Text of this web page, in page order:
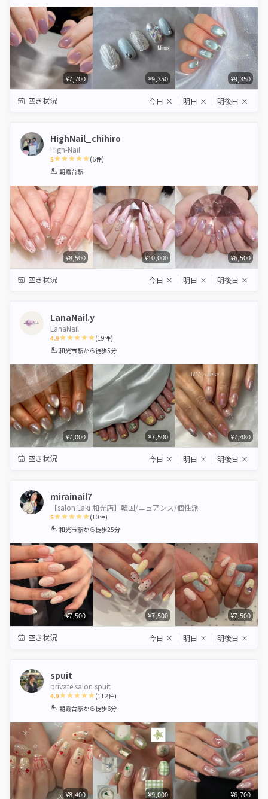
¥7,700 ¥9,350 ¥9,350
空き状況 今日 × 明日 × 明後日 ×
HighNail_chihiro
High-Nail
5
1 2 3 4 5
(6件)
朝霞台駅
¥8,500 ¥10,000 ¥6,500
空き状況 今日 × 明日 × 明後日 ×
LanaNail.y
LanaNail
4.9
1 2 3 4 5
(19件)
和光市駅から徒歩5分
¥7,000 ¥7,500 ¥7,480
空き状況 今日 × 明日 × 明後日 ×
mirainail7
【salon Laki 和光店】韓国/ニュアンス/個性派
5
1 2 3 4 5
(10件)
和光市駅から徒歩25分
¥7,500 ¥7,500 ¥7,500
空き状況 今日 × 明日 × 明後日 ×
spuit
private salon spuit
4.9
1 2 3 4 5
(112件)
朝霞台駅から徒歩6分
¥8,400 ¥9,000 ¥6,700